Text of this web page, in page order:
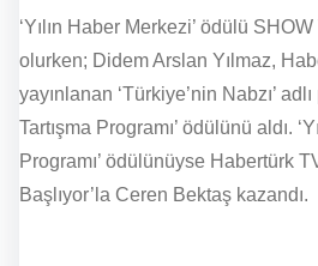
‘Yılın Haber Merkezi’ ödülü
olurken; Didem Arslan Yılmaz,
yayınlanan ‘Türkiye’nin Nabzı’ adlı
Tartışma Programı’ ödülünü aldı.
Programı’ ödülünüyse Habertürk
Başlıyor’la Ceren Bektaş kazandı.